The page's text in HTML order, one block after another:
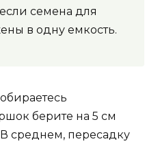
семена для
в одну емкость.
берите на 5 см
среднем, пересадку